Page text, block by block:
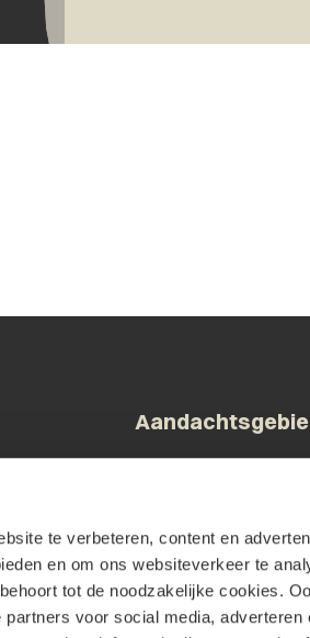
te verbeteren, content en
en om ons websiteverkeer te
tot de noodzakelijke cookies.
voor social media, adverteren
Brainport & Innovatie
Familiebedrijven &
Tech & Digital